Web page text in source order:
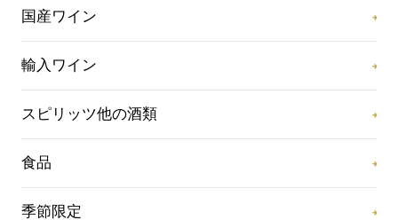
国産ワイン
輸入ワイン
スピリッツ他の酒類
食品
季節限定